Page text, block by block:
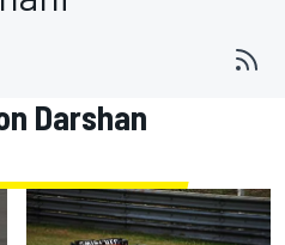
Darshan